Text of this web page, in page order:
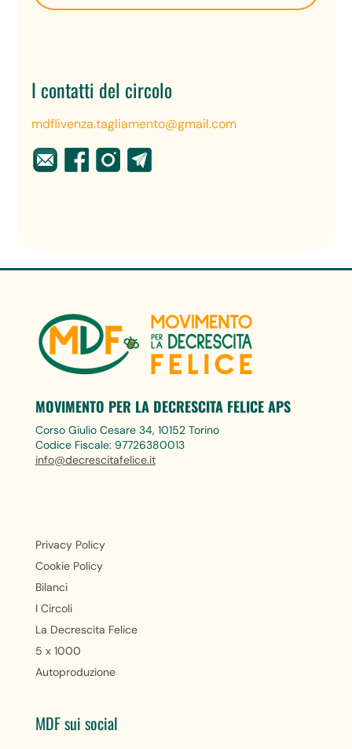
I contatti del circolo
mdflivenza.tagliamento@gmail.com
MOVIMENTO PER LA DECRESCITA FELICE APS
Corso Giulio Cesare 34, 10152 Torino
Codice Fiscale: 97726380013
info@decrescitafelice.it
Privacy Policy
Cookie Policy
Bilanci
I Circoli
La Decrescita Felice
5 x 1000
Autoproduzione
MDF sui social